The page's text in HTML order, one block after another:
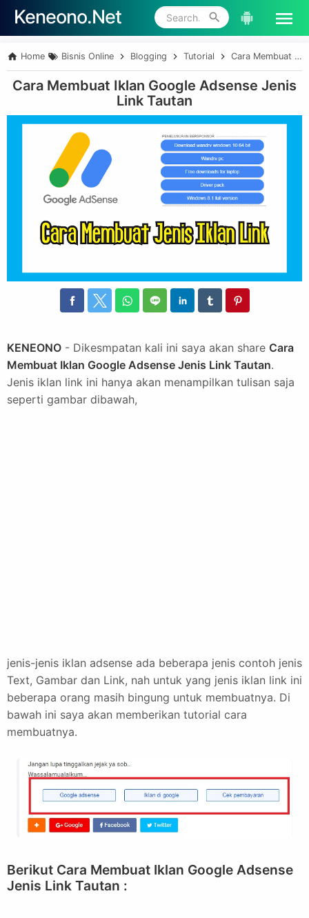
Skip to main content
Keneono.Net
Home Bisnis Online Blogging Tutorial Cara Membuat Iklan Google Adsense Jenis Link Tautan
Cara Membuat Iklan Google Adsense Jenis
Link Tautan
KENEONO - Dikesmpatan kali ini saya akan share Cara
Membuat Iklan Google Adsense Jenis Link Tautan.
Jenis iklan link ini hanya akan menampilkan tulisan saja
seperti gambar dibawah,
jenis-jenis iklan adsense ada beberapa jenis contoh jenis
Text, Gambar dan Link, nah untuk yang jenis iklan link ini
beberapa orang masih bingung untuk membuatnya. Di
bawah ini saya akan memberikan tutorial cara
membuatnya.
Berikut Cara Membuat Iklan Google Adsense
Jenis Link Tautan :